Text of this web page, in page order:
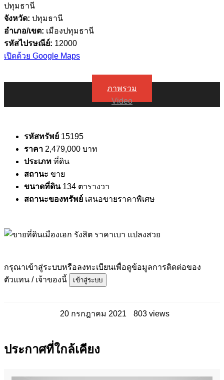
ปทุมธานี
จังหวัด: ปทุมธานี
อำเภอ/เขต: เมืองปทุมธานี
รหัสไปรษณีย์: 12000
เปิดด้วย Google Maps
ภาพรวม
Video
รหัสทรัพย์ 15195
ราคา 2,479,000 บาท
ประเภท ที่ดิน
สถานะ ขาย
ขนาดที่ดิน 134 ตารางวา
สถานะของทรัพย์ เสนอขายราคาพิเศษ
กรุณาเข้าสู่ระบบหรือลงทะเบียนเพื่อดูข้อมูลการติดต่อของ
ตัวแทน / เจ้าของนี้
เข้าสู่ระบบ
20 กรกฎาคม 2021 803 views
ประกาศที่ใกล้เคียง